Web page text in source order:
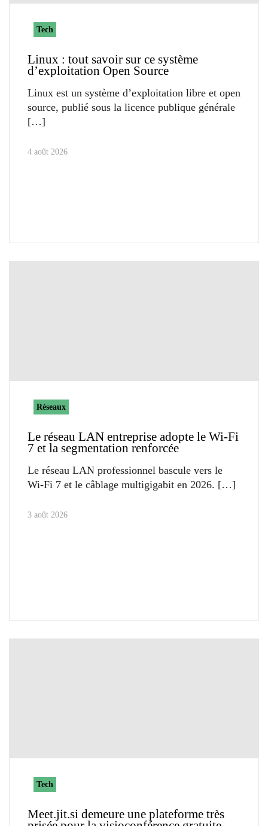
Tech
Linux : tout savoir sur ce système
d’exploitation Open Source
Linux est un système d’exploitation libre et open
source, publié sous la licence publique générale
4 août 2026
Réseaux
Le réseau LAN entreprise adopte le Wi-Fi
7 et la segmentation renforcée
Le réseau LAN professionnel bascule vers le
Wi-Fi 7 et le câblage multigigabit en 2026.
3 août 2026
Tech
Meet.jit.si demeure une plateforme très